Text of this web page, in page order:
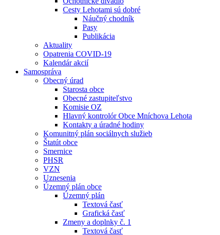
Cesty Lehotami sú dobré
Náučný chodník
Pasy
Publikácia
Aktuality
Opatrenia COVID-19
Kalendár akcií
Samospráva
Obecný úrad
Starosta obce
Obecné zastupiteľstvo
Komisie OZ
Hlavný kontrolór Obce Mníchova Lehota
Kontakty a úradné hodiny
Komunitný plán sociálnych služieb
Štatút obce
Smernice
PHSR
VZN
Uznesenia
Územný plán obce
Územný plán
Textová časť
Grafická časť
Zmeny a doplnky č. 1
Textová časť